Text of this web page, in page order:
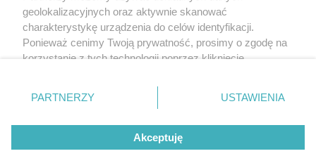
O nas
Informacje prawne
Nasze serwisy
geolokalizacyjnych oraz aktywnie skanować
charakterystykę urządzenia do celów identyfikacji.
Ponieważ cenimy Twoją prywatność, prosimy o zgodę na
korzystanie z tych technologii poprzez kliknięcie
zmienić/wycofać klikając przycisk ustawień prywatności
znajdujący się w lewym dolnym rogu strony
rodzaje przetwarzania danych nie wymagają zgody
użytkownika, ale masz prawo sprzeciwić się takiemu
przetwarzaniu. Preferencje będą miały zastosowanie tylko
PARTNERZY USTAWIENIA
Akceptuję